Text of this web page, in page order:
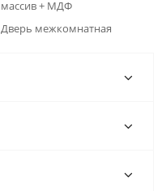
массив + МДФ
Дверь межкомнатная